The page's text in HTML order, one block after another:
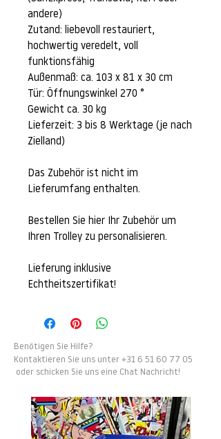
andere)
Zutand: liebevoll restauriert,
hochwertig veredelt, voll
funktionsfähig
Außenmaß: ca. 103 x 81 x 30 cm
Tür: Öffnungswinkel 270 °
Gewicht ca. 30 kg
Lieferzeit: 3 bis 8 Werktage (je nach
Zielland)
Das Zubehör ist nicht im
Lieferumfang enthalten.
Bestellen Sie hier Ihr Zubehör um
Ihren Trolley zu personalisieren.
Lieferung inklusive
Echtheitszertifikat!
Benötigen Sie Hilfe?
Kontaktieren Sie uns unter +31 6 51 60 77 05
oder schicken Sie uns eine Chat Nachricht!